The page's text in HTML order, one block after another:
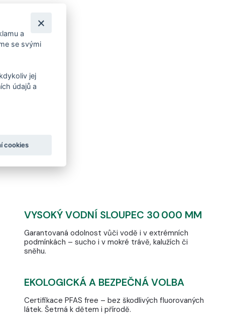
VYSOKÝ VODNÍ SLOUPEC 30 000 MM
Garantovaná odolnost vůči vodě i v extrémních
podmínkách – sucho i v mokré trávě, kalužích či
sněhu.
EKOLOGICKÁ A BEZPEČNÁ VOLBA
Certifikace PFAS free – bez škodlivých fluorovaných
látek. Šetrná k dětem i přírodě.
a
se svými
jej
údajů a
cookies